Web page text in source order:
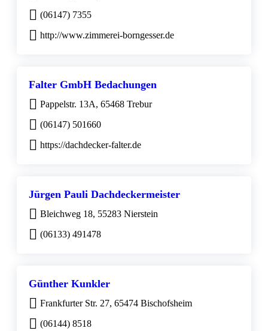
(06147) 7355
http://www.zimmerei-borngesser.de
Falter GmbH Bedachungen
Pappelstr. 13A, 65468 Trebur
(06147) 501660
https://dachdecker-falter.de
Jürgen Pauli Dachdeckermeister
Bleichweg 18, 55283 Nierstein
(06133) 491478
Günther Kunkler
Frankfurter Str. 27, 65474 Bischofsheim
(06144) 8518